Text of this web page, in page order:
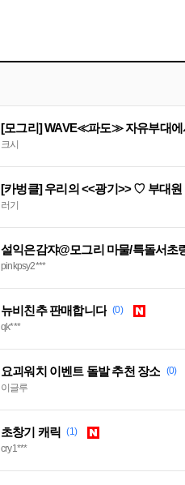
[모그리] WAVE≪파도≫ 자유부대에
크시
[카벙클] 우리의 <<광기>> ♡ 부대
러기
설익은감쟈@모그리 마물/특돌서초
pinkpsy2***
뉴비친추 판매합니다 (0)
qk***
요괴워치 이벤트 돌발 추천 장소 (0)
이글루
초창기 캐릭
(1)
cry1***